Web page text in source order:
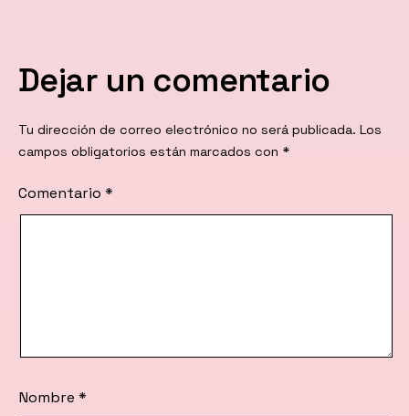
Dejar un comentario
Tu dirección de correo electrónico no será publicada. Los
campos obligatorios están marcados con *
Comentario *
Nombre *